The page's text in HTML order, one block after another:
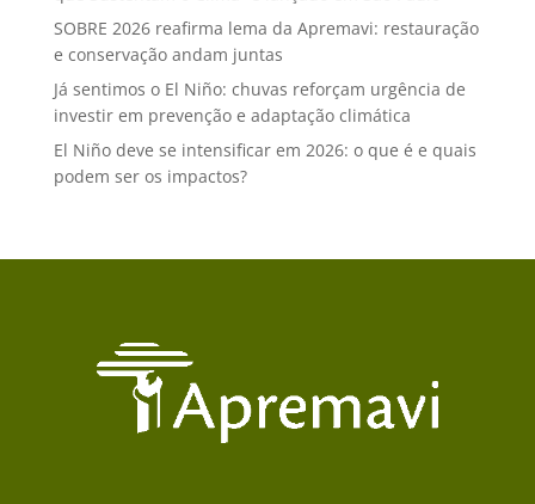
SOBRE 2026 reafirma lema da Apremavi: restauração
e conservação andam juntas
Já sentimos o El Niño: chuvas reforçam urgência de
investir em prevenção e adaptação climática
El Niño deve se intensificar em 2026: o que é e quais
podem ser os impactos?